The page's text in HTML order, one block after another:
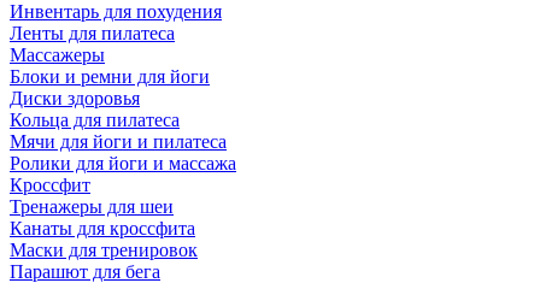
Инвентарь для похудения
Ленты для пилатеса
Массажеры
Блоки и ремни для йоги
Диски здоровья
Кольца для пилатеса
Мячи для йоги и пилатеса
Ролики для йоги и массажа
Кроссфит
Тренажеры для шеи
Канаты для кроссфита
Маски для тренировок
Парашют для бега